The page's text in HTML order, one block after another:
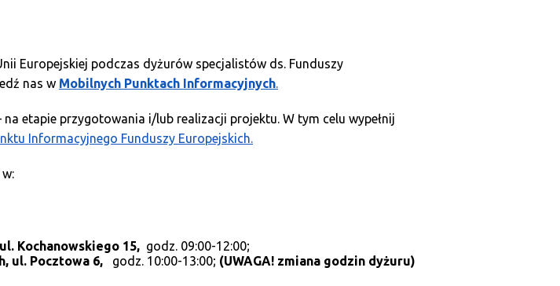
Europejskiej podczas dyżurów specjalistów ds. Funduszy
nas w Mobilnych Punktach Informacyjnych.
na etapie przygotowania i/lub realizacji projektu. W tym celu wypełnij
Informacyjnego Funduszy Europejskich.
Kochanowskiego 15, godz. 09:00-12:00;
ul. Pocztowa 6, godz. 10:00-13:00; (UWAGA! zmiana godzin dyżuru)